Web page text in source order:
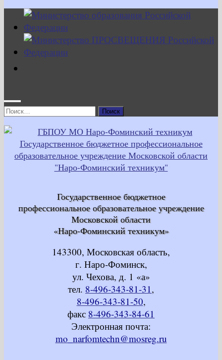
Найти:
Государственное бюджетное
профессиональное образовательное учреждение
Московской области
«Наро-Фоминский техникум»
143300, Московская область,
г. Наро-Фоминск,
ул. Чехова, д. 1 «а»
тел. 8-496-343-81-31,
8-496-343-81-50,
факс 8-496-343-84-61
Электронная почта:
mo_narfomtechn@mosreg.ru